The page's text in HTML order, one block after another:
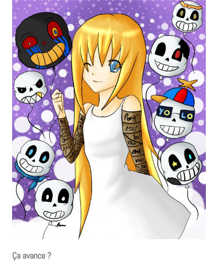
Ça avance ?